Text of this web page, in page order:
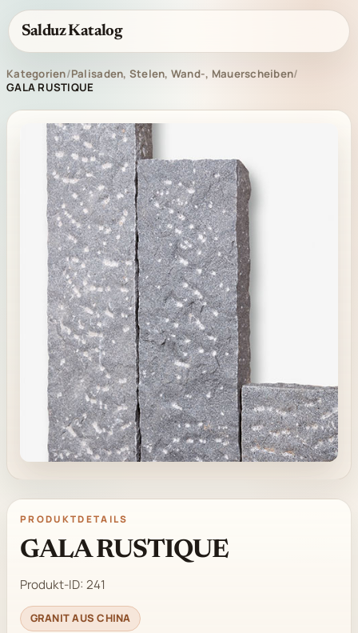
Salduz Katalog
Kategorien/Palisaden, Stelen, Wand-, Mauerscheiben/
GALA RUSTIQUE
PRODUKTDETAILS
GALA RUSTIQUE
Produkt-ID: 241
GRANIT AUS CHINA